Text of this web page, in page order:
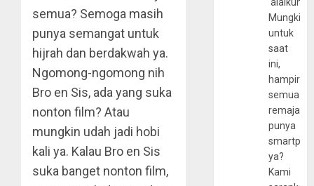
semua? Semoga masih
punya semangat untuk
hijrah dan berdakwah ya.
Ngomong-ngomong nih
Bro en Sis, ada yang suka
nonton film? Atau
mungkin udah jadi hobi
kali ya. Kalau Bro en Sis
suka banget nonton film,
Mungkin
untuk
saat
ini,
hampir
semua
remaja
punya
ya?
Kami